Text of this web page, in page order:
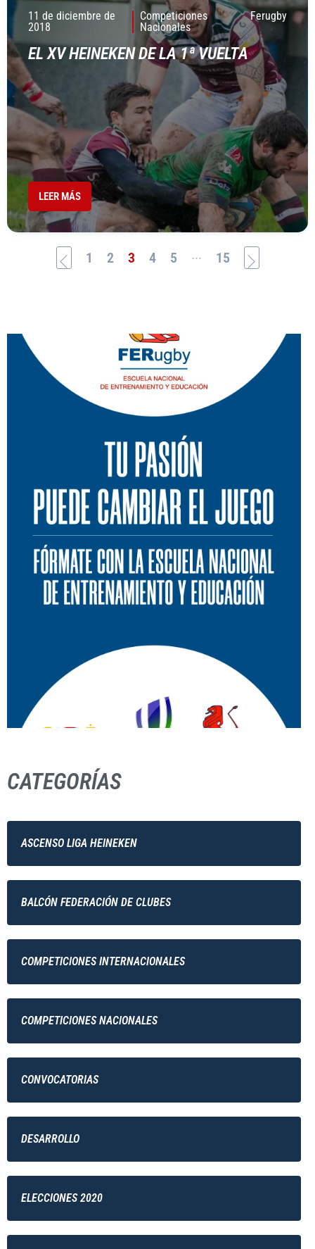
11 de diciembre de
2018
Competiciones
Nacionales
Ferugby
EL XV HEINEKEN DE LA 1ª VUELTA
LEER MÁS
1 2 3 4 5 ... 15
CATEGORÍAS
ASCENSO LIGA HEINEKEN
BALCÓN FEDERACIÓN DE CLUBES
COMPETICIONES INTERNACIONALES
COMPETICIONES NACIONALES
CONVOCATORIAS
DESARROLLO
ELECCIONES 2020